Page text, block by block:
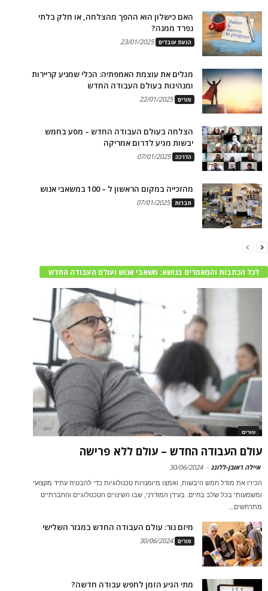
האם כישלון הוא ההפך מהצלחה, או חלק בלתי
נפרד ממנה?
הנעת עובדים 23/01/2025
מגלים את עוצמת האמפתיה: הכלי שמניע קריירות
ומנהיגות בעולם העבודה החדש
טורים 22/01/2025
הצלחה בעולם העבודה החדש – מסע בחמש
יבשות מגיע לדרום אמריקה
הדרכה 07/01/2025
מהזכייה במקום הראשון ל – 100 במשאבי אנוש
חברות 07/01/2025
לכל הכתבות והמאמרים בנושא: משאבי אנוש ועולם העבודה החדש
טורים
עולם העבודה החדש – עולם ללא פרישה
איילה ראובן-ללונג -
30/06/2024
הכירו את מודל חמש היבשות, ואמצו מיומנויות טכנולוגיות כדי להבטיח עתיד מקצועי
ומשמעותי בכל שלב בחיים. בעידן המודרני, שבו השינויים הטכנולוגיים והחברתיים
מתרחשים...
מיזם נור: עולם העבודה החדש במגזר השלישי
טורים 30/06/2024
מתי הגיע הזמן לחפש עבודה חדשה?